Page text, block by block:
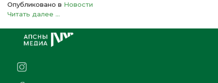
Опубликовано в Новости
Читать далее ...